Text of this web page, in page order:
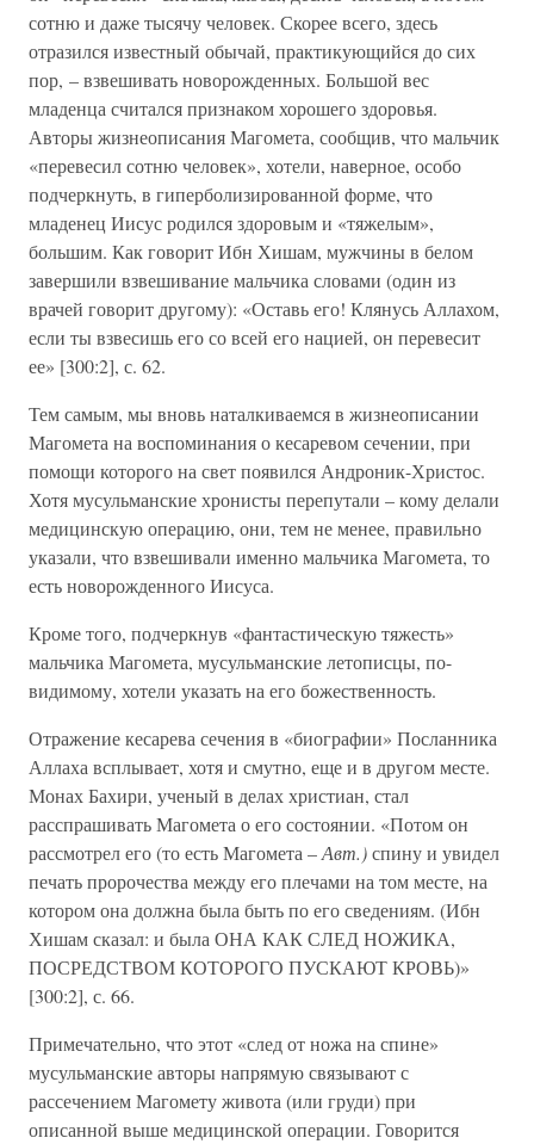
сотню и даже тысячу человек. Скорее всего, здесь
отразился известный обычай, практикующийся до сих
пор, – взвешивать новорожденных. Большой вес
младенца считался признаком хорошего здоровья.
Авторы жизнеописания Магомета, сообщив, что мальчик
«перевесил сотню человек», хотели, наверное, особо
подчеркнуть, в гиперболизированной форме, что
младенец Иисус родился здоровым и «тяжелым»,
большим. Как говорит Ибн Хишам, мужчины в белом
завершили взвешивание мальчика словами (один из
врачей говорит другому): «Оставь его! Клянусь Аллахом,
если ты взвесишь его со всей его нацией, он перевесит
ее» [300:2], с. 62.
Тем самым, мы вновь наталкиваемся в жизнеописании
Магомета на воспоминания о кесаревом сечении, при
помощи которого на свет появился Андроник-Христос.
Хотя мусульманские хронисты перепутали – кому делали
медицинскую операцию, они, тем не менее, правильно
указали, что взвешивали именно мальчика Магомета, то
есть новорожденного Иисуса.
Кроме того, подчеркнув «фантастическую тяжесть»
мальчика Магомета, мусульманские летописцы, по-
видимому, хотели указать на его божественность.
Отражение кесарева сечения в «биографии» Посланника
Аллаха всплывает, хотя и смутно, еще и в другом месте.
Монах Бахири, ученый в делах христиан, стал
расспрашивать Магомета о его состоянии. «Потом он
рассмотрел его (то есть Магомета –Авт.)спину и увидел
печать пророчества между его плечами на том месте, на
котором она должна была быть по его сведениям. (Ибн
Хишам сказал: и была ОНА КАК СЛЕД НОЖИКА,
ПОСРЕДСТВОМ КОТОРОГО ПУСКАЮТ КРОВЬ)»
[300:2], с. 66.
Примечательно, что этот «след от ножа на спине»
мусульманские авторы напрямую связывают с
рассечением Магомету живота (или груди) при
описанной выше медицинской операции. Говорится